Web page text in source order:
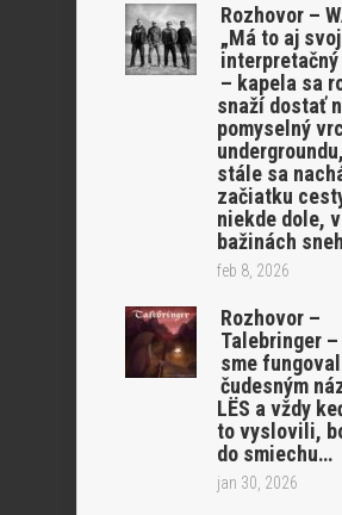
Rozhovor –
„Má to aj svoj
– kapela sa
snaží dostať
pomyselný
stále sa
začiatku
niekde dole, v
bažinách
feb 8, 2026
Rozhovor –
Talebringer
sme
čudesným
LËS a vždy
to vyslovili,
do smiechu…
jan 30, 2026